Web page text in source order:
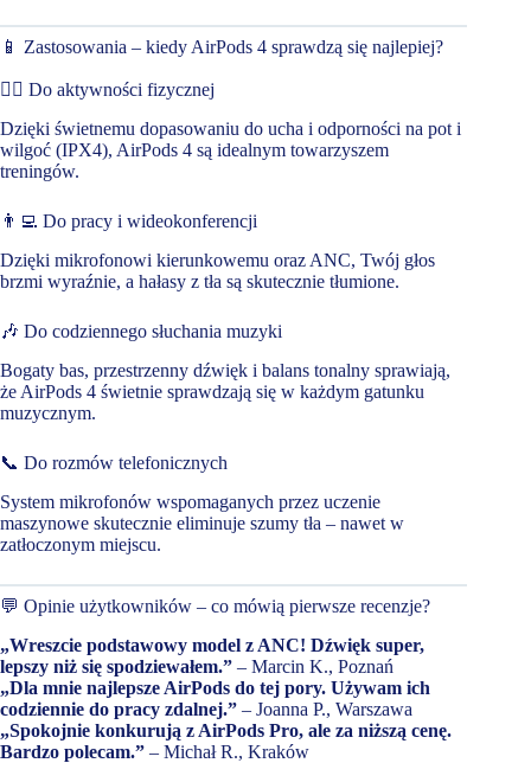
📱 Zastosowania – kiedy AirPods 4 sprawdzą się najlepiej?
🏃‍♂️ Do aktywności fizycznej
Dzięki świetnemu dopasowaniu do ucha i odporności na pot i
wilgoć (IPX4), AirPods 4 są idealnym towarzyszem
treningów.
👨‍💻 Do pracy i wideokonferencji
Dzięki mikrofonowi kierunkowemu oraz ANC, Twój głos
brzmi wyraźnie, a hałasy z tła są skutecznie tłumione.
🎶 Do codziennego słuchania muzyki
Bogaty bas, przestrzenny dźwięk i balans tonalny sprawiają,
że AirPods 4 świetnie sprawdzają się w każdym gatunku
muzycznym.
📞 Do rozmów telefonicznych
System mikrofonów wspomaganych przez uczenie
maszynowe skutecznie eliminuje szumy tła – nawet w
zatłoczonym miejscu.
💬 Opinie użytkowników – co mówią pierwsze recenzje?
„Wreszcie podstawowy model z ANC! Dźwięk super,
lepszy niż się spodziewałem.” – Marcin K., Poznań
„Dla mnie najlepsze AirPods do tej pory. Używam ich
codziennie do pracy zdalnej.” – Joanna P., Warszawa
„Spokojnie konkurują z AirPods Pro, ale za niższą cenę.
Bardzo polecam.” – Michał R., Kraków